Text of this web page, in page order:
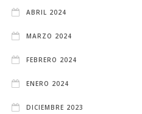
ABRIL 2024
MARZO 2024
FEBRERO 2024
ENERO 2024
DICIEMBRE 2023